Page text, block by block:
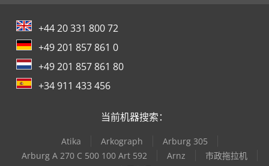
+44 20 331 800 72
+49 201 857 861 0
+49 201 857 861 80
+34 911 433 456
当前机器搜索：
Atika Arkograph
Arburg 305
Arburg A 270 C 500 100 Art 592
Arnz
市政拖拉机